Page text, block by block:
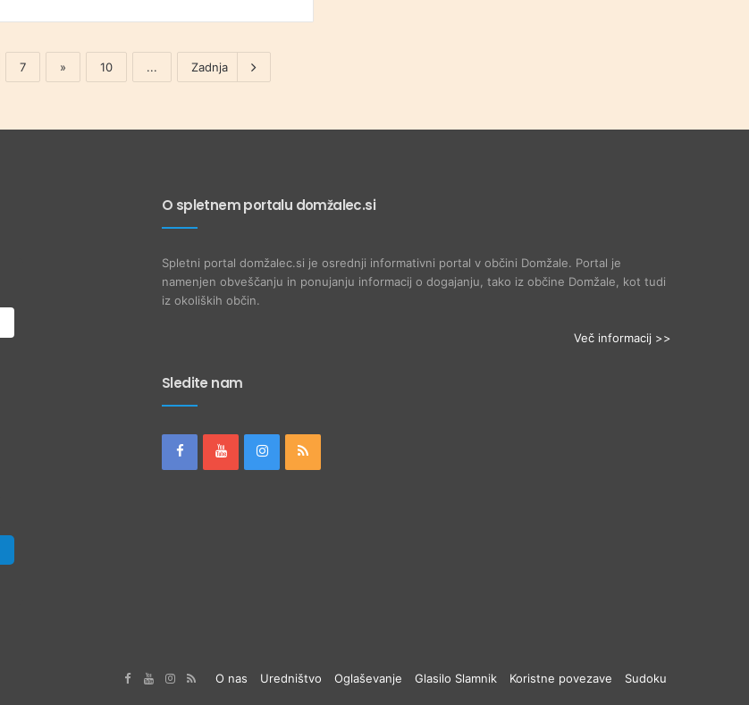
7 » 10 ... Zadnja
O spletnem portalu domžalec.si
Spletni portal domžalec.si je osrednji informativni portal v občini Domžale. Portal je
namenjen obveščanju in ponujanju informacij o dogajanju, tako iz občine Domžale, kot tudi
iz okoliških občin.
Več informacij >>
Sledite nam
O nas Uredništvo Oglaševanje Glasilo Slamnik Koristne povezave Sudoku